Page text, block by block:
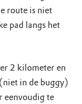
route is niet
pad langs het
2 kilometer en
in de buggy)
eenvoudig te